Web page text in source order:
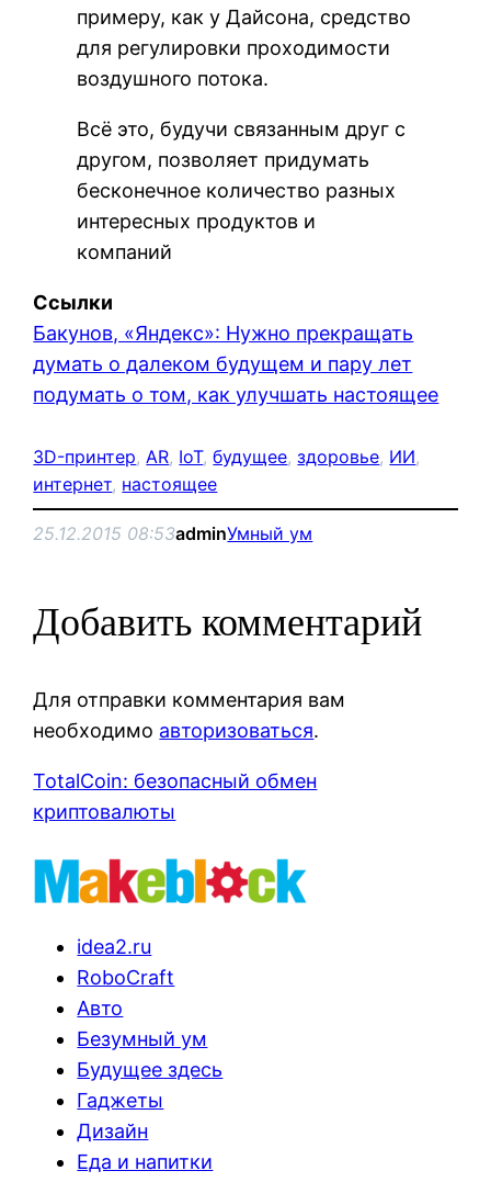
примеру, как у Дайсона, средство
для регулировки проходимости
воздушного потока.
Всё это, будучи связанным друг с
другом, позволяет придумать
бесконечное количество разных
интересных продуктов и
компаний
Ссылки
Бакунов, «Яндекс»: Нужно прекращать
думать о далеком будущем и пару лет
подумать о том, как улучшать настоящее
3D-принтер, AR, IoT, будущее, здоровье, ИИ
интернет, настоящее
25.12.2015 08:53adminУмный ум
Добавить комментарий
Для отправки комментария вам
необходимо авторизоваться.
TotalCoin: безопасный обмен
криптовалюты
idea2.ru
RoboCraft
Авто
Безумный ум
Будущее здесь
Гаджеты
Дизайн
Еда и напитки